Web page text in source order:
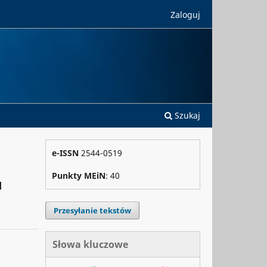
Szukaj
Zaloguj
e-ISSN 2544-0519
Punkty MEiN: 40
Przesyłanie tekstów
Słowa kluczowe